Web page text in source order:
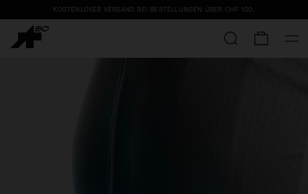
KOSTENLOSER VERSAND BEI BESTELLUNGEN ÜBER CHF 100.